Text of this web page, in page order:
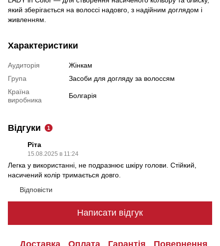
який зберігається на волоссі надовго, з надійним доглядом і
живленням.
Характеристики
Аудиторія
Жінкам
Група
Засоби для догляду за волоссям
Країна
виробника
Болгарія
Відгуки 1
Ріта
15.08.2025 в 11:24
Легка у використанні, не подразнює шкіру голови. Стійкий,
насичений колір тримається довго.
Відповісти
Написати відгук